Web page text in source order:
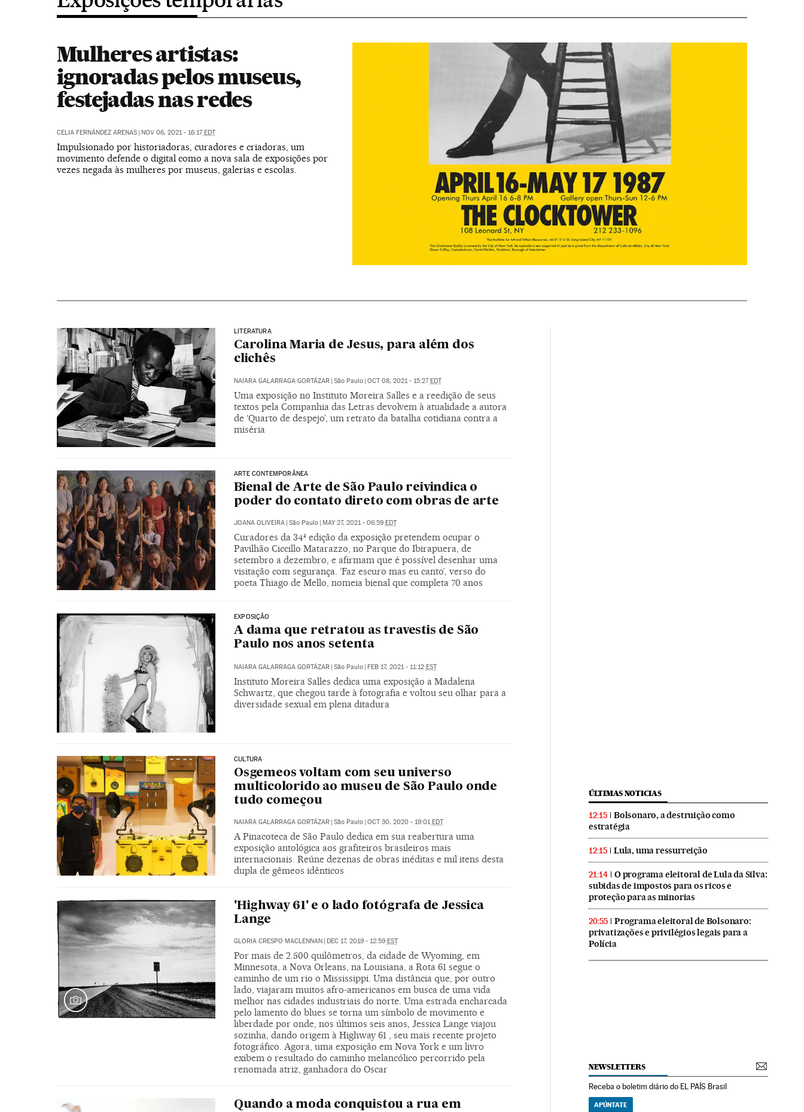
Mulheres artistas:
ignoradas pelos museus,
festejadas nas redes
CELIA FERNÁNDEZ ARENAS | NOV 06, 2021 - 16:17EDT
Impulsionado por historiadoras, curadores e criadoras, um
movimento defende o digital como a nova sala de exposições por
vezes negada às mulheres por museus, galerias e escolas.
LITERATURA
Carolina Maria de Jesus, para além dos
clichês
NAIARA GALARRAGA GORTÁZAR | São Paulo | OCT 08, 2021 - 15:27EDT
Uma exposição no Instituto Moreira Salles e a reedição de seus
textos pela Companhia das Letras devolvem à atualidade a autora
de ‘Quarto de despejo’, um retrato da batalha cotidiana contra a
miséria
ARTE CONTEMPORÂNEA
Bienal de Arte de São Paulo reivindica o
poder do contato direto com obras de arte
JOANA OLIVEIRA São Paulo MAY 27, 2021 - 06:59 EDT
Curadores da 34ª edição da exposição pretendem ocupar o
Pavilhão Ciccillo Matarazzo, no Parque do Ibirapuera, de
setembro a dezembro, e afirmam que é possível desenhar uma
visitação com segurança. ‘Faz escuro mas eu canto’, verso do
poeta Thiago de Mello, nomeia bienal que completa 70 anos
EXPOSIÇÃO
A dama que retratou as travestis de São
Paulo nos anos setenta
NAIARA GALARRAGA GORTÁZAR | São Paulo | FEB 17, 2021 - 11:12 EST
Instituto Moreira Salles dedica uma exposição a Madalena
Schwartz, que chegou tarde à fotografia e voltou seu olhar para a
diversidade sexual em plena ditadura
CULTURA
Osgemeos voltam com seu universo
multicolorido ao museu de São Paulo onde
tudo começou
NAIARA GALARRAGA GORTÁZAR São Paulo OCT 30, 2020 - 19:01 EDT
A Pinacoteca de São Paulo dedica em sua reabertura uma
exposição antológica aos grafiteiros brasileiros mais
internacionais. Reúne dezenas de obras inéditas e mil itens desta
dupla de gêmeos idênticos
'Highway 61' e o lado fotógrafa de Jessica
Lange
GLORIA CRESPO MACLENNAN DEC 17, 2019 - 12:59 EST
Por mais de 2.500 quilômetros, da cidade de Wyoming, em
Minnesota, a Nova Orleans, na Louisiana, a Rota 61 segue o
caminho de um rio o Mississippi. Uma distância que, por outro
lado, viajaram muitos afro-americanos em busca de uma vida
melhor nas cidades industriais do norte. Uma estrada encharcada
pelo lamento do blues se torna um símbolo de movimento e
liberdade por onde, nos últimos seis anos, Jessica Lange viajou
sozinha, dando origem à Highway 61 , seu mais recente projeto
fotográfico. Agora, uma exposição em Nova York e um livro
exibem o resultado do caminho melancólico percorrido pela
renomada atriz, ganhadora do Oscar
Quando a moda conquistou a rua em
ÚLTIMAS NOTICIAS
12:15
Bolsonaro, a destruição como
estratégia
12:15 Lula, uma ressurreição
21:14
O programa eleitoral de Lula da Silva:
subidas de impostos para os ricos e
proteção para as minorias
20:55
Programa eleitoral de Bolsonaro:
privatizações e privilégios legais para a
Polícia
NEWSLETTERS
Receba o boletim diário do EL PAÍS Brasil
APÚNTATE